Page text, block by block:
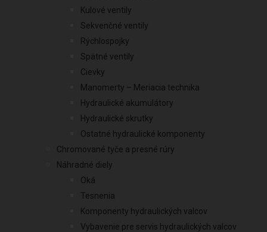
Kulové ventily
Sekvenčné ventily
Rýchlospojky
Spätné ventily
Cievky
Manomerty – Meriacia technika
Hydraulické akumulátory
Hydraulické skrutky
Ostatné hydraulické komponenty
Chromované tyče a presné rúry
Náhradné diely
Oká
Tesnenia
Komponenty hydraulických valcov
Vybavenie pre servis hydraulických valcov